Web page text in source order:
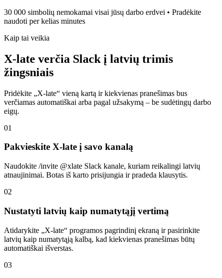
30 000 simbolių nemokamai visai jūsų darbo erdvei • Pradėkite
naudoti per kelias minutes
Kaip tai veikia
X-late verčia Slack į latvių trimis
žingsniais
Pridėkite „X-late“ vieną kartą ir kiekvienas pranešimas bus
verčiamas automatiškai arba pagal užsakymą – be sudėtingų darbo
eigų.
01
Pakvieskite X-late į savo kanalą
Naudokite /invite @xlate Slack kanale, kuriam reikalingi latvių
atnaujinimai. Botas iš karto prisijungia ir pradeda klausytis.
02
Nustatyti latvių kaip numatytąjį vertimą
Atidarykite „X-late“ programos pagrindinį ekraną ir pasirinkite
latvių kaip numatytąją kalbą, kad kiekvienas pranešimas būtų
automatiškai išverstas.
03